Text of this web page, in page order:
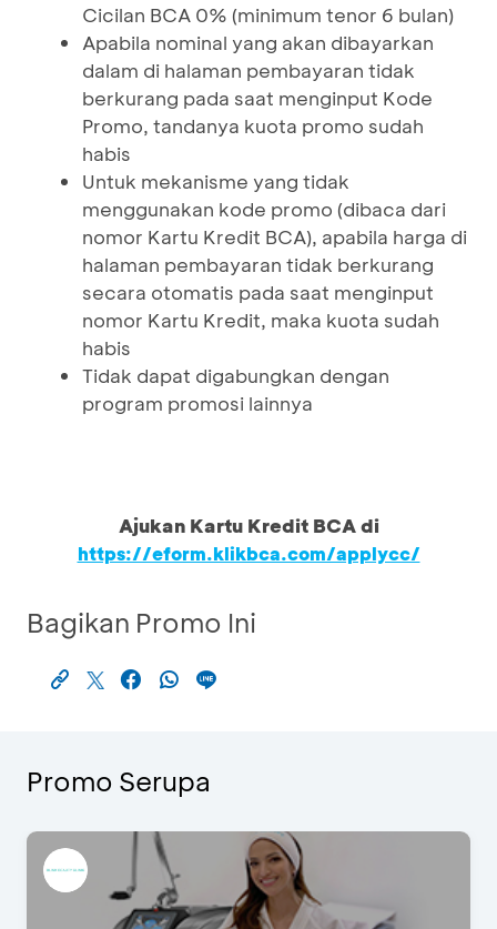
Cicilan BCA 0% (minimum tenor 6 bulan)
Apabila nominal yang akan dibayarkan
dalam di halaman pembayaran tidak
berkurang pada saat menginput Kode
Promo, tandanya kuota promo sudah
habis
Untuk mekanisme yang tidak
menggunakan kode promo (dibaca dari
nomor Kartu Kredit BCA), apabila harga di
halaman pembayaran tidak berkurang
secara otomatis pada saat menginput
nomor Kartu Kredit, maka kuota sudah
habis
Tidak dapat digabungkan dengan
program promosi lainnya
Ajukan Kartu Kredit BCA di
https://eform.klikbca.com/applycc/
Bagikan Promo Ini
Promo Serupa